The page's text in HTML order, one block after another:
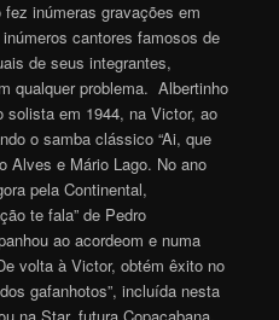
inúmeras gravações em
cantores famosos de
de seus integrantes,
qualquer problema. Albertinho
solista em 1944, na Victor, ao
o samba clássico “Ai, que
Alves e Mário Lago. No ano
pela Continental,
te fala” de Pedro
ao acordeom e numa
volta à Victor, obtém êxito no
gafanhotos”, incluída nesta